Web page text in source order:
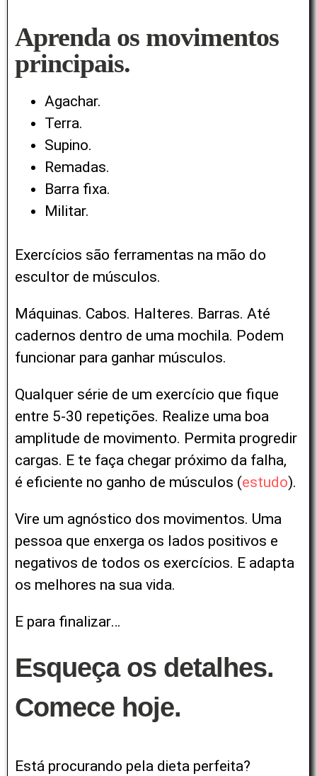
Aprenda os movimentos
principais.
Agachar.
Terra.
Supino.
Remadas.
Barra fixa.
Militar.
Exercícios são ferramentas na mão do
escultor de músculos.
Máquinas. Cabos. Halteres. Barras. Até
cadernos dentro de uma mochila. Podem
funcionar para ganhar músculos.
Qualquer série de um exercício que fique
entre 5-30 repetições. Realize uma boa
amplitude de movimento. Permita progredir
cargas. E te faça chegar próximo da falha,
é eficiente no ganho de músculos (estudo).
Vire um agnóstico dos movimentos. Uma
pessoa que enxerga os lados positivos e
negativos de todos os exercícios. E adapta
os melhores na sua vida.
E para finalizar…
Esqueça os detalhes.
Comece hoje.
Está procurando pela dieta perfeita?